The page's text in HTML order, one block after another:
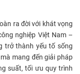
ra đời với khát vọng
nghiệp Việt Nam –
trở thành yếu tố sống
mang đến giải pháp
suất, tối ưu quy trình